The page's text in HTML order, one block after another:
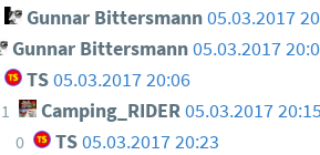
Gunnar Bittersmann05.03.2017
Gunnar Bittersmann 05.03.2017
TS05.03.2017 20:06
1 Camping_RIDER05.03.2017
0 TS05.03.2017 20:23